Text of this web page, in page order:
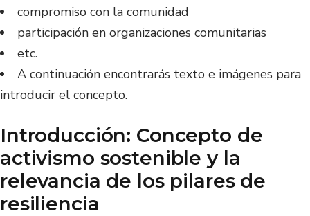
compromiso con la comunidad
participación en organizaciones comunitarias
etc.
A continuación encontrarás texto e imágenes para
introducir el concepto.
Introducción: Concepto de
activismo sostenible y la
relevancia de los pilares de
resiliencia